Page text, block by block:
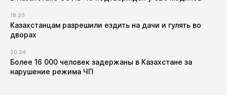
18:20
Казахстанцам разрешили ездить на дачи и гулять во
дворах
20:24
Более 16 000 человек задержаны в Казахстане за
нарушение режима ЧП